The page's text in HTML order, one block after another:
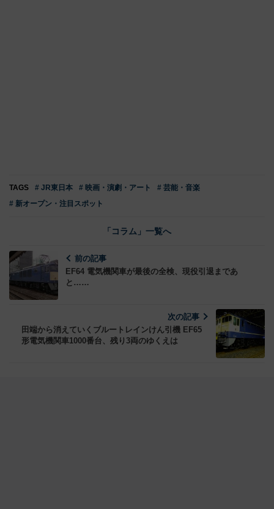
TAGS # JR東日本 # 映画・演劇・アート
# 芸能・音楽
# 新オープン・注目スポット
「コラム」一覧へ
前の記事
EF64 電気機関車が最後の全検、現役引退まであ
と……
次の記事
田端から消えていくブルートレインけん引機 EF65
形電気機関車1000番台、残り3両のゆくえは